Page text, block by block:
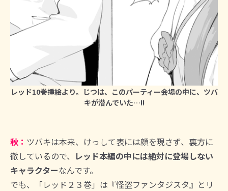
レッド10巻挿絵より。じつは、このパーティー会場の中に、ツバ
キが潜んでいた…!!
秋： ツバキは本来、けっして表には顔を現さず、裏方に
徹しているので、 レッド本編の中には絶対に登場しない
キャラクターなんです。
でも、「レッド２３巻」は『怪盗ファンタジスタ』とリ